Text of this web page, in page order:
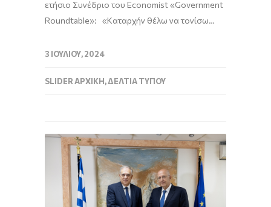
ετήσιο Συνέδριο του Economist «Government
Roundtable»: «Καταρχήν θέλω να τονίσω…
3 ΙΟΥΛΊΟΥ, 2024
SLIDER ΑΡΧΙΚΉ,ΔΕΛΤΊΑ ΤΎΠΟΥ